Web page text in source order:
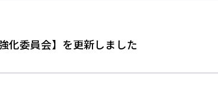
化委員会】を更新しました